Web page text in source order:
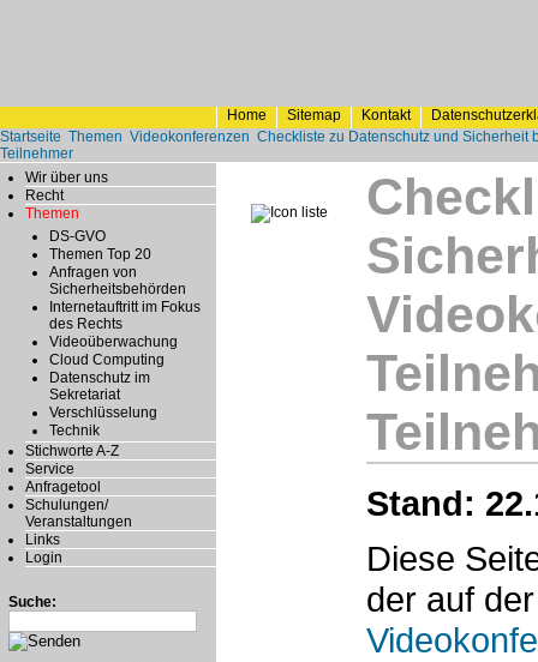
Home Sitemap Kontakt
Startseite Themen Videokonferenzen Checkliste zu Datenschutz und Sicherheit
Teilnehmer
Wir über uns
Recht
Themen
DS-GVO
Themen Top 20
Anfragen von
Sicherheitsbehörden
Internetauftritt im Fokus
des Rechts
Videoüberwachung
Cloud Computing
Datenschutz im
Sekretariat
Verschlüsselung
Technik
Stichworte A-Z
Service
Anfragetool
Schulungen/
Veranstaltungen
Links
Login
Suche:
Stand:
Diese
der auf